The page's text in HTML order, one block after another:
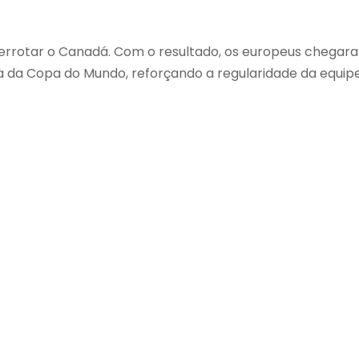
o Canadá. Com o resultado, os europeus
Copa do Mundo, reforçando a regularidade da